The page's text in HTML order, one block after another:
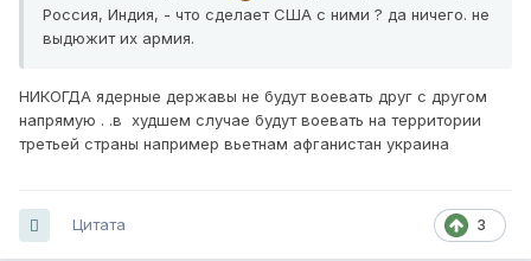
Россия, Индия, - что сделает США с ними ? да ничего. не
выдюжит их армия.
НИКОГДА ядерные державы не будут воевать друг с другом
напрямую . .в худшем случае будут воевать на территории
третьей страны например вьетнам афганистан украина
3
Цитата